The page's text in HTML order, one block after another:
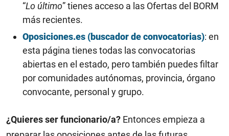
“Lo último” tienes acceso a las Ofertas del BORM
más recientes.
Oposiciones.es (buscador de convocatorias): en
esta página tienes todas las convocatorias
abiertas en el estado, pero también puedes filtar
por comunidades autónomas, provincia, órgano
convocante, personal y grupo.
¿Quieres ser funcionario/a? Entonces empieza a